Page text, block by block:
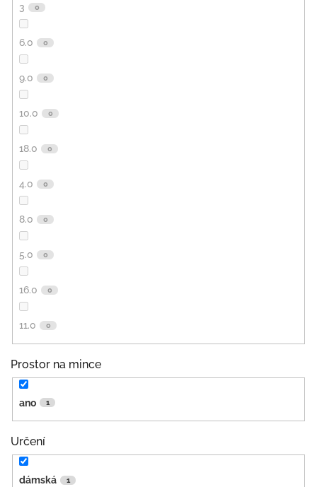
3 0
6.0 0
9.0 0
10.0 0
18.0 0
4.0 0
8.0 0
5.0 0
16.0 0
11.0 0
Prostor na mince
ano 1
Určení
dámská 1